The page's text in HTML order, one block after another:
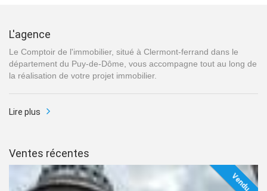
L'agence
Le Comptoir de l'immobilier, situé à Clermont-ferrand dans le
département du Puy-de-Dôme, vous accompagne tout au long de
la réalisation de votre projet immobilier.
Lire plus
Ventes récentes
Vendu